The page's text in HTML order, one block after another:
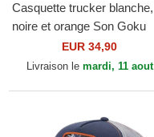
Casquette trucker blanche,
noire et orange Son Goku
Enfant DB3 GOK2 Dragon
Ball Capslab
EUR 34,90
Livraison le mardi, 11 aout